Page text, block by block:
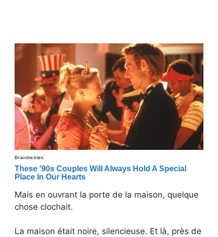
Mais en ouvrant la porte de la maison, quelque
chose clochait.
La maison était noire, silencieuse. Et là, près de